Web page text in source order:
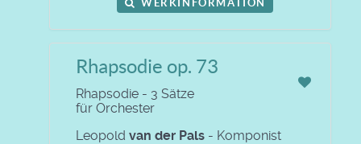
WERKINFORMATION
Rhapsodie op. 73
Rhapsodie - 3 Sätze
für Orchester
Leopold van der Pals - Komponist